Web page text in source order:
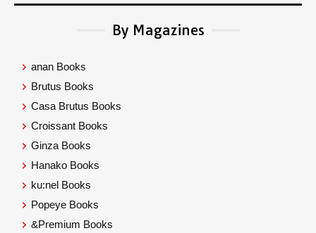
By Magazines
anan Books
Brutus Books
Casa Brutus Books
Croissant Books
Ginza Books
Hanako Books
ku:nel Books
Popeye Books
&Premium Books